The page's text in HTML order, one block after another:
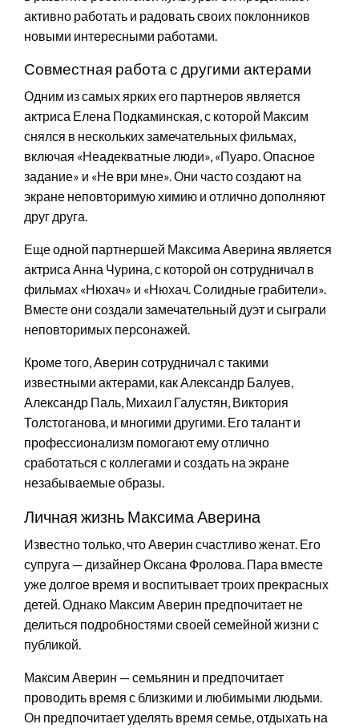
активно работать и радовать своих поклонников
новыми интересными работами.
Совместная работа с другими актерами
Одним из самых ярких его партнеров является
актриса Елена Подкаминская, с которой Максим
снялся в нескольких замечательных фильмах,
включая «Неадекватные люди», «Пуаро. Опасное
задание» и «Не ври мне». Они часто создают на
экране неповторимую химию и отлично дополняют
друг друга.
Еще одной партнершей Максима Аверина является
актриса Анна Чурина, с которой он сотрудничал в
фильмах «Нюхач» и «Нюхач. Солидные грабители».
Вместе они создали замечательный дуэт и сыграли
неповторимых персонажей.
Кроме того, Аверин сотрудничал с такими
известными актерами, как Александр Балуев,
Александр Паль, Михаил Галустян, Виктория
Толстоганова, и многими другими. Его талант и
профессионализм помогают ему отлично
сработаться с коллегами и создать на экране
незабываемые образы.
Личная жизнь Максима Аверина
Известно только, что Аверин счастливо женат. Его
супруга — дизайнер Оксана Фролова. Пара вместе
уже долгое время и воспитывает троих прекрасных
детей. Однако Максим Аверин предпочитает не
делиться подробностями своей семейной жизни с
публикой.
Максим Аверин — семьянин и предпочитает
проводить время с близкими и любимыми людьми.
Он предпочитает уделять время семье, отдыхать на